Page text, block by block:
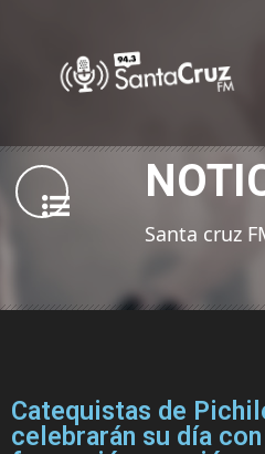
Santa cruz
Catequistas de
celebrarán su día